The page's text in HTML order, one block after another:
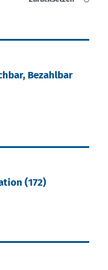
Bezahlbar
(172)